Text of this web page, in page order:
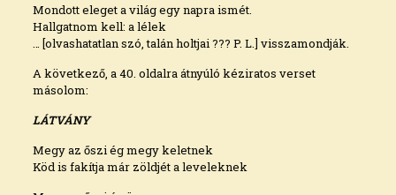
Mondott eleget a világ egy napra ismét.
Hallgatnom kell: a lélek
… [olvashatatlan szó, talán holtjai ??? P. L.] visszamondják.
A következő, a 40. oldalra átnyúló kéziratos verset
másolom:
LÁTVÁNY
Megy az őszi ég megy keletnek
Köd is fakítja már zöldjét a leveleknek